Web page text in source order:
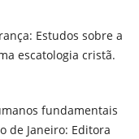
Estudos sobre a
escatologia cristã.
fundamentais
de Janeiro: Editora